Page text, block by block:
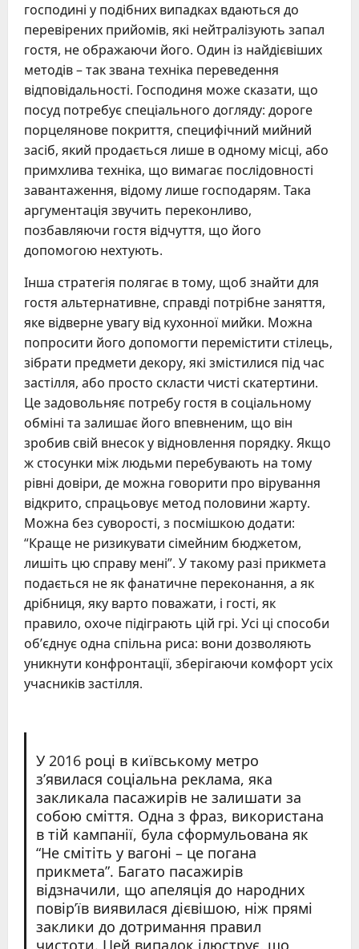
господині у подібних випадках вдаються до
перевірених прийомів, які нейтралізують запал
гостя, не ображаючи його. Один із найдієвіших
методів – так звана техніка переведення
відповідальності. Господиня може сказати, що
посуд потребує спеціального догляду: дороге
порцелянове покриття, специфічний мийний
засіб, який продається лише в одному місці, або
примхлива техніка, що вимагає послідовності
завантаження, відому лише господарям. Така
аргументація звучить переконливо,
позбавляючи гостя відчуття, що його
допомогою нехтують.
Інша стратегія полягає в тому, щоб знайти для
гостя альтернативне, справді потрібне заняття,
яке відверне увагу від кухонної мийки. Можна
попросити його допомогти перемістити стілець,
зібрати предмети декору, які змістилися під час
застілля, або просто скласти чисті скатертини.
Це задовольняє потребу гостя в соціальному
обміні та залишає його впевненим, що він
зробив свій внесок у відновлення порядку. Якщо
ж стосунки між людьми перебувають на тому
рівні довіри, де можна говорити про вірування
відкрито, спрацьовує метод половини жарту.
Можна без суворості, з посмішкою додати:
“Краще не ризикувати сімейним бюджетом,
лишіть цю справу мені”. У такому разі прикмета
подається не як фанатичне переконання, а як
дрібниця, яку варто поважати, і гості, як
правило, охоче підіграють цій грі. Усі ці способи
об’єднує одна спільна риса: вони дозволяють
уникнути конфронтації, зберігаючи комфорт усіх
учасників застілля.
У 2016 році в київському метро
з’явилася соціальна реклама, яка
закликала пасажирів не залишати за
собою сміття. Одна з фраз, використана
в тій кампанії, була сформульована як
“Не смітіть у вагоні – це погана
прикмета”. Багато пасажирів
відзначили, що апеляція до народних
повір’їв виявилася дієвішою, ніж прямі
заклики до дотримання правил